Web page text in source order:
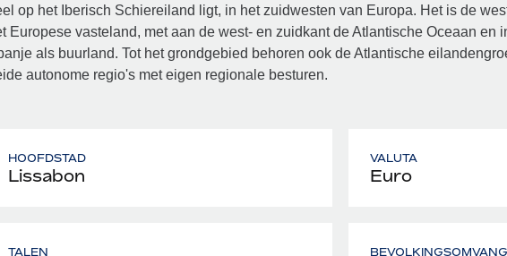
op het Iberisch Schiereiland ligt, in het zuidwesten van Europa. Het is de
Europese vasteland, met aan de west- en zuidkant de Atlantische Oceaan en
als buurland. Tot het grondgebied behoren ook de Atlantische
autonome regio's met eigen regionale besturen.
HOOFDSTAD
Lissabon
VALUTA
Euro
TALEN BEVOLKINGSOMVANG